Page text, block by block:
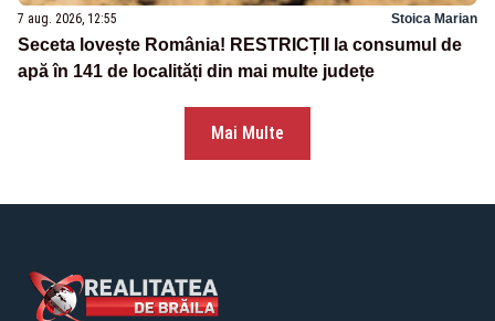
7 aug. 2026, 12:55 Stoica Marian
Seceta lovește România! RESTRICȚII la consumul de
apă în 141 de localități din mai multe județe
Mai Multe